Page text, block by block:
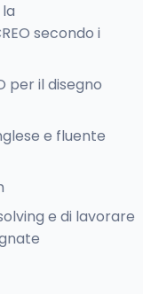
secondo i
per il disegno
e fluente
e di lavorare